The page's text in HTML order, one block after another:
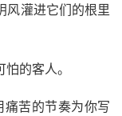
风灌进它们的根里
的客人。
苦的节奏为你写